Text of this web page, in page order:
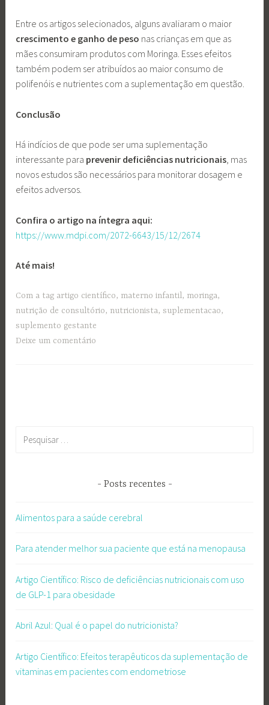
Entre os artigos selecionados, alguns avaliaram o maior
crescimento e ganho de peso nas crianças em que as
mães consumiram produtos com Moringa. Esses efeitos
também podem ser atribuídos ao maior consumo de
polifenóis e nutrientes com a suplementação em questão.
Conclusão
Há indícios de que pode ser uma suplementação
interessante para prevenir deficiências nutricionais, mas
novos estudos são necessários para monitorar dosagem e
efeitos adversos.
Confira o artigo na íntegra aqui:
https://www.mdpi.com/2072-6643/15/12/2674
Até mais!
Com a tag artigo científico, materno infantil, moringa,
nutrição de consultório, nutricionista,suplementacao,
suplemento gestante
Deixe um comentário
Posts recentes
Alimentos para a saúde cerebral
Para atender melhor sua paciente que está na menopausa
Artigo Científico: Risco de deficiências nutricionais com uso
de GLP-1 para obesidade
Abril Azul: Qual é o papel do nutricionista?
Artigo Científico: Efeitos terapêuticos da suplementação de
vitaminas em pacientes com endometriose